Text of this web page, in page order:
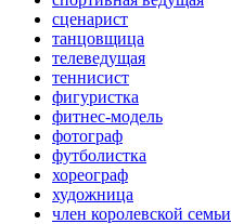
сценарист
танцовщица
телеведущая
теннисист
фигуристка
фитнес-модель
фотограф
футболистка
хореограф
художница
член королевской семьи